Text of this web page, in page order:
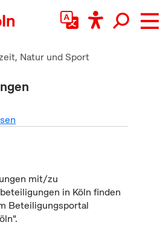
Natur und Sport
mit/zu
in Köln finden
Beteiligungsportal